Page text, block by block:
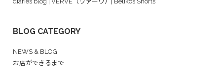
BLOG CATEGORY
NEWS & BLOG
お店ができるまで